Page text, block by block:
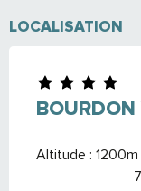
LOCALISATION
Altitude : 1200m